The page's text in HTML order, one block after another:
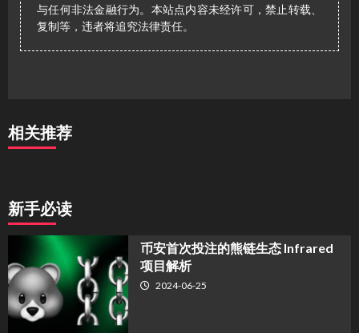
与任何非法金融行为。本站点内容未经许可，禁止转载、
复制等，违者将追究法律责任。
相关推荐
新手必读
币安首次投注的熊链生态 Infrared
项目解析
2024-06-25